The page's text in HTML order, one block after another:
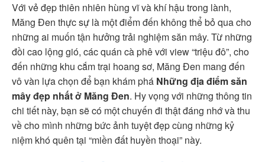
Với vẻ đẹp thiên nhiên hùng vĩ và khí hậu trong lành,
Măng Đen thực sự là một điểm đến không thể bỏ qua cho
những ai muốn tận hưởng trải nghiệm săn mây. Từ những
đồi cao lộng gió, các quán cà phê với view “triệu đô”, cho
đến những khu cắm trại hoang sơ, Măng Đen mang đến
vô vàn lựa chọn để bạn khám phá Những địa điểm săn
mây đẹp nhất ở Măng Đen. Hy vọng với những thông tin
chi tiết này, bạn sẽ có một chuyến đi thật đáng nhớ và thu
về cho mình những bức ảnh tuyệt đẹp cùng những kỷ
niệm khó quên tại “miền đất huyền thoại” này.